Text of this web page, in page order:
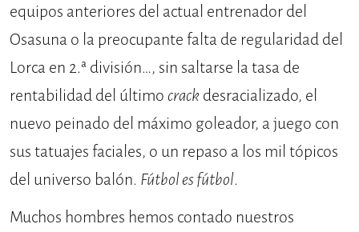
equipos anteriores del actual entrenador del
Osasuna o la preocupante falta de regularidad del
Lorca en 2.ª división…, sin saltarse la tasa de
rentabilidad del último crack desracializado, el
nuevo peinado del máximo goleador, a juego con
sus tatuajes faciales, o un repaso a los mil tópicos
del universo balón. Fútbol es fútbol.
Muchos hombres hemos contado nuestros